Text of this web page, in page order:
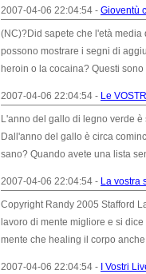
2007-04-06 22:04:54 - Gioventù
(NC)?Did sapete che l'età
possono mostrare i segni di
heroin o la cocaina? Questi
2007-04-06 22:04:54 - Le
L'anno del gallo di legno verde
Dall'anno del gallo è circa
sano? Quando avete una lista
2007-04-06 22:04:54 - La vostra
Copyright Randy 2005 Stafford
lavoro di mente migliore e si
mente che healing il corpo
2007-04-06 22:04:54 - I Vostri